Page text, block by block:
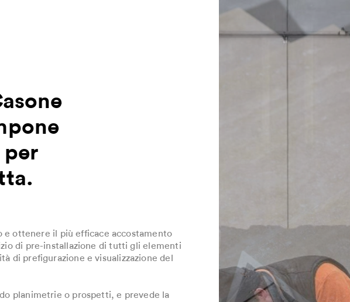
per
e ottenere il più efficace accostamento
di pre-installazione di tutti gli elementi
di prefigurazione e visualizzazione del
planimetrie o prospetti, e prevede la